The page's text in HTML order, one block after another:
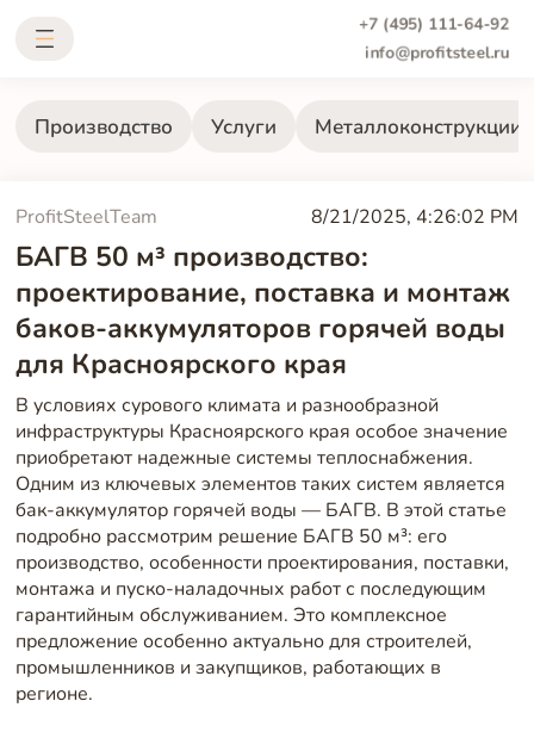
+7 (495) 111-64-92
info@profitsteel.ru
Производство Услуги Металлоконструкции
ProfitSteelTeam 8/21/2025, 4:26:02 PM
БАГВ 50 м³ производство:
проектирование, поставка и монтаж
баков-аккумуляторов горячей воды
для Красноярского края
В условиях сурового климата и разнообразной
инфраструктуры Красноярского края особое значение
приобретают надежные системы теплоснабжения.
Одним из ключевых элементов таких систем является
бак-аккумулятор горячей воды — БАГВ. В этой статье
подробно рассмотрим решение БАГВ 50 м³: его
производство, особенности проектирования, поставки,
монтажа и пуско-наладочных работ с последующим
гарантийным обслуживанием. Это комплексное
предложение особенно актуально для строителей,
промышленников и закупщиков, работающих в
регионе.